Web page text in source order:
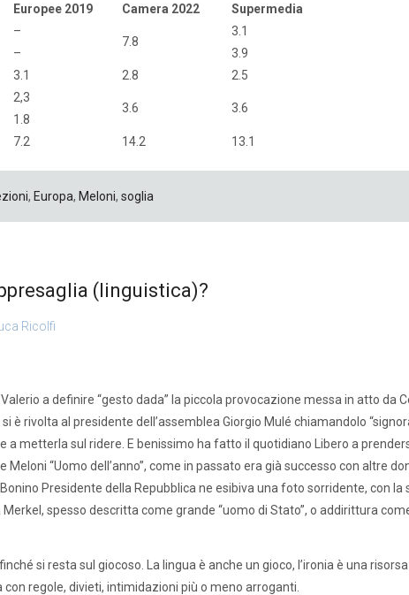
Europee 2019 Camera 2022
Supermedia
–
7.8
3.1
–
3.9
3.1 2.8
2.5
2,3
3.6
3.6
1.8
7.2 14.2 13.1
, Europa, Meloni, soglia
(linguistica)?
Ricolfi
a definire “gesto dada” la piccola provocazione messa in atto da
è rivolta al presidente dell’assemblea Giorgio Mulé chiamandolo
a metterla sul ridere. E benissimo ha fatto il quotidiano Libero a
Meloni “Uomo dell’anno”, come in passato era già successo con altre
Presidente della Repubblica ne esibiva una foto sorridente, con la
spesso descritta come grande “uomo di Stato”, o addirittura
si resta sul giocoso. La lingua è anche un gioco, l’ironia è una
con regole, divieti, intimidazioni più o meno arroganti.